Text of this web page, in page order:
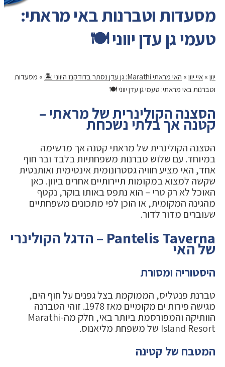
מסעדות וטברנות באי מראתי:
טעמי גן עדן יווני 🍽️
יוון » איי יוון » האי מראתי Marathi: גן עדן נסתר בדודקנז היווני 🏝️ » מסעדות
וטברנות באי מראתי: טעמי גן עדן יווני 🍽️
הסצנה הקולינרית של מראתי –
קטנה אך בלתי נשכחת
הסצנה הקולינרית של מראתי קטנה אך מרשימה
במיוחד. עם שלוש טברנות משפחתיות בלבד ובר חוף
אחד, האי מציע חוויה גסטרונומית אינטימית ואותנטית
שקשה למצוא במקומות תיירותיים אחרים ביוון. כאן
האוכל לא רק טרי – הוא נתפס באותו בוקר, נקטף
מהגינה המקומית, או הוכן לפי מתכונים משפחתיים
שעוברים מדור לדור.
Pantelis Taverna – הדגל הקולינרי
של האי
היסטוריה ומסורת
טברנת פנטליס, הממוקמת בצל גפנים על חוף הים,
מגישה פירות ים מקומיים מאז 1978. זוהי הטברנה
הוותיקה והמפורסמת ביותר באי, חלק מה-Marathi
Island Resort של משפחת מליאנוס.
המטבח של קטינה